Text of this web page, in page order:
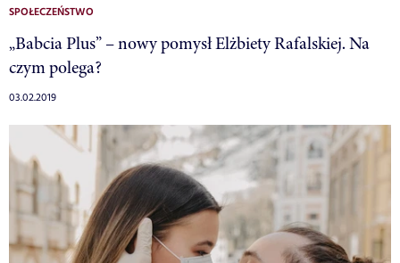
SPOŁECZEŃSTWO
„Babcia Plus” – nowy pomysł Elżbiety Rafalskiej. Na
czym polega?
03.02.2019